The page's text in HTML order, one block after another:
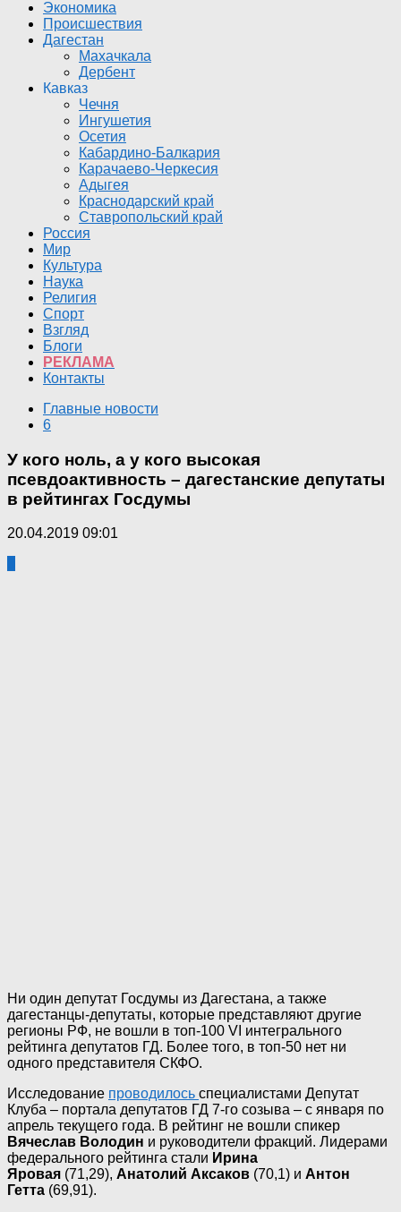
Экономика
Происшествия
Дагестан
Махачкала
Дербент
Кавказ
Чечня
Ингушетия
Осетия
Кабардино-Балкария
Карачаево-Черкесия
Адыгея
Краснодарский край
Ставропольский край
Россия
Мир
Культура
Наука
Религия
Спорт
Взгляд
Блоги
РЕКЛАМА
Контакты
Главные новости
6
У кого ноль, а у кого высокая
псевдоактивность – дагестанские депутаты
в рейтингах Госдумы
20.04.2019 09:01
Ни один депутат Госдумы из Дагестана, а также
дагестанцы-депутаты, которые представляют другие
регионы РФ, не вошли в топ-100 VI интегрального
рейтинга депутатов ГД. Более того, в топ-50 нет ни
одного представителя СКФО.
Исследование проводилось специалистами Депутат
Клуба – портала депутатов ГД 7-го созыва – с января по
апрель текущего года. В рейтинг не вошли спикер
Вячеслав Володин и руководители фракций. Лидерами
федерального рейтинга стали Ирина
Яровая (71,29), Анатолий Аксаков (70,1) и Антон
Гетта (69,91).